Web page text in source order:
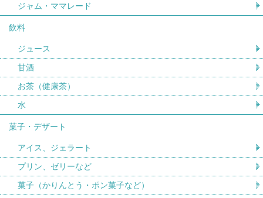
ジャム・ママレード
飲料
ジュース
甘酒
お茶（健康茶）
水
菓子・デザート
アイス、ジェラート
プリン、ゼリーなど
菓子（かりんとう・ポン菓子など）